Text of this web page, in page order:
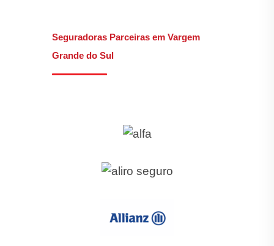
Seguradoras Parceiras em Vargem
Grande do Sul